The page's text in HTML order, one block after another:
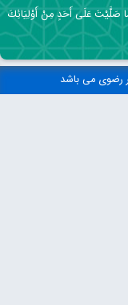
مَا صَلَّيْتَ عَلَى أَحَدٍ مِنْ أَوْلِيَائِكَ
رضوی می باشد